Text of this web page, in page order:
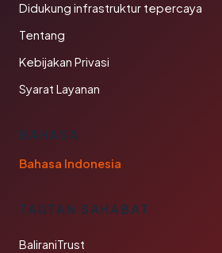
Didukung infrastruktur tepercaya
Tentang
Kebijakan Privasi
Syarat Layanan
BAHASA
Bahasa Indonesia
TAUTAN SAHABAT
BaliraniTrust